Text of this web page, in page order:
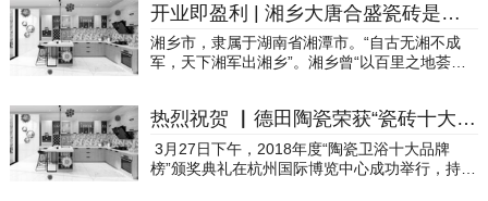
风格的完美融合▲超薄抽帮，卓越拔群超薄设计,
玻璃与金属的融合,纯粹优雅的6mm超薄直身抽
帮彰显家具高级感、时尚感，将品质与格调互
融，让您感受设计赋予的非凡魅力。▲滑动顺
E-PRO雅铂丽HQ豪华抽帮滑轨滑动顺畅，同时
具备强大的储物收纳功能，让整个空间变得整洁
明亮，存取更为便捷。▲抽帮材料多种选择抽帮
材料可搭配纤薄的玻璃、实木，极简的现代设计
开业即盈利 | 湘乡大唐合盛瓷砖是怎样炼成的？
湘乡市，隶属于湖南省湘潭市。“自古无湘不成
军，天下湘军出湘乡”。湘乡曾“以百里之地荟萃
下了浓重的一笔。9月19日，湘乡大唐合盛瓷砖
旗舰店于这座“湘军策源地”城市盛大开业，并实
现了开业即盈利的“传奇”。▲湘乡风貌在传统制
造业普遍疲软的恶劣环境下，瓷砖店迫于高租
热烈祝贺 ▏德田陶瓷荣获“瓷砖十大品牌”、“工程建设推荐品牌”称号
3月27日下午，2018年度“陶瓷卫浴十大品牌
榜”颁奖典礼在杭州国际博览中心成功举行，持续